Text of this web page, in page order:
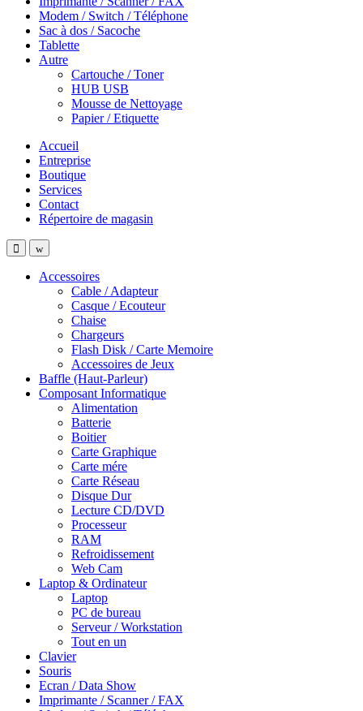
Modem / Switch / Téléphone
Sac à dos / Sacoche
Tablette
Autre
Cartouche / Toner
HUB USB
Mousse de Nettoyage
Papier / Etiquette
Accueil
Entreprise
Boutique
Services
Contact
Répertoire de magasin
Accessoires
Cable / Adapteur
Casque / Ecouteur
Chaise
Chargeurs
Flash Disk / Carte Memoire
Accessoires de Jeux
Baffle (Haut-Parleur)
Composant Informatique
Alimentation
Batterie
Boitier
Carte Graphique
Carte mére
Carte Réseau
Disque Dur
Lecture CD/DVD
Processeur
RAM
Refroidissement
Web Cam
Laptop & Ordinateur
Laptop
PC de bureau
Serveur / Workstation
Tout en un
Clavier
Souris
Ecran / Data Show
Imprimante / Scanner / FAX